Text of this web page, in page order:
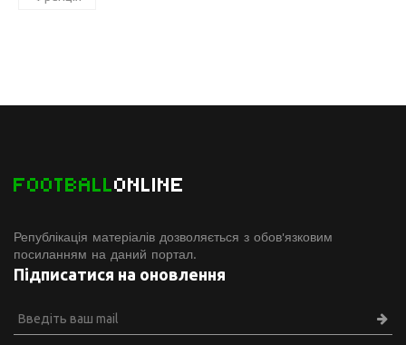
FOOTBALLONLINE
Републікація матеріалів дозволяється з обов'язковим
посиланням на даний портал.
Підписатися на оновлення